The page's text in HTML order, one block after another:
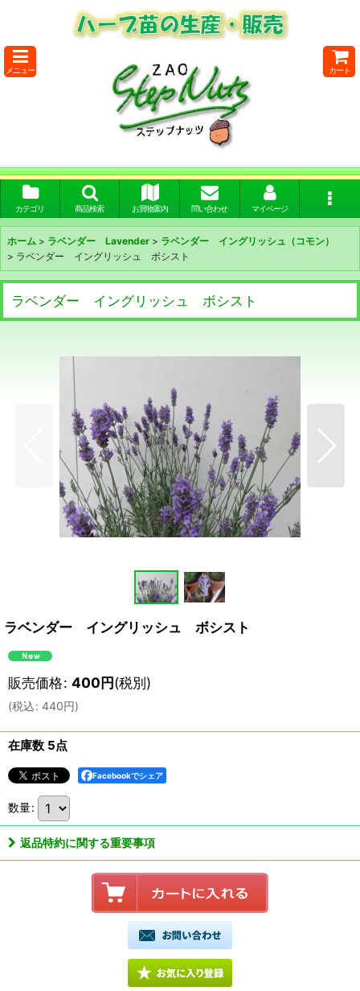
メニュー カート
カテゴリ 商品検索 お買物案内 問い合わせ マイページ
ホーム > ラベンダー Lavender > ラベンダー イングリッシュ（コモン）
> ラベンダー イングリッシュ ボシスト
ラベンダー イングリッシュ ボシスト
ラベンダー イングリッシュ ボシスト
販売価格: 400円(税別)
(税込: 440円)
在庫数 5点
Facebookでシェア
数量:
返品特約に関する重要事項